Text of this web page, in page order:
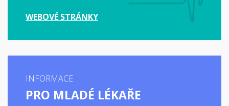
WEBOVÉ STRÁNKY
INFORMACE
PRO MLADÉ LÉKAŘE